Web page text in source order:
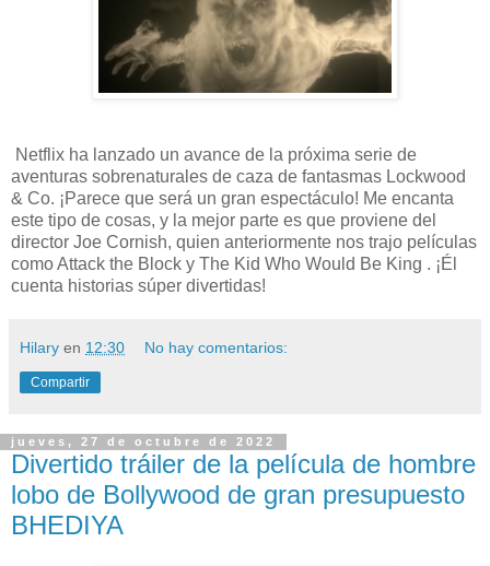
Netflix ha lanzado un avance de la próxima serie de
aventuras sobrenaturales de caza de fantasmas Lockwood
& Co. ¡Parece que será un gran espectáculo! Me encanta
este tipo de cosas, y la mejor parte es que proviene del
director Joe Cornish, quien anteriormente nos trajo películas
como Attack the Block y The Kid Who Would Be King . ¡Él
cuenta historias súper divertidas!
Hilary en 12:30 No hay comentarios:
Compartir
jueves, 27 de octubre de 2022
Divertido tráiler de la película de hombre
lobo de Bollywood de gran presupuesto
BHEDIYA